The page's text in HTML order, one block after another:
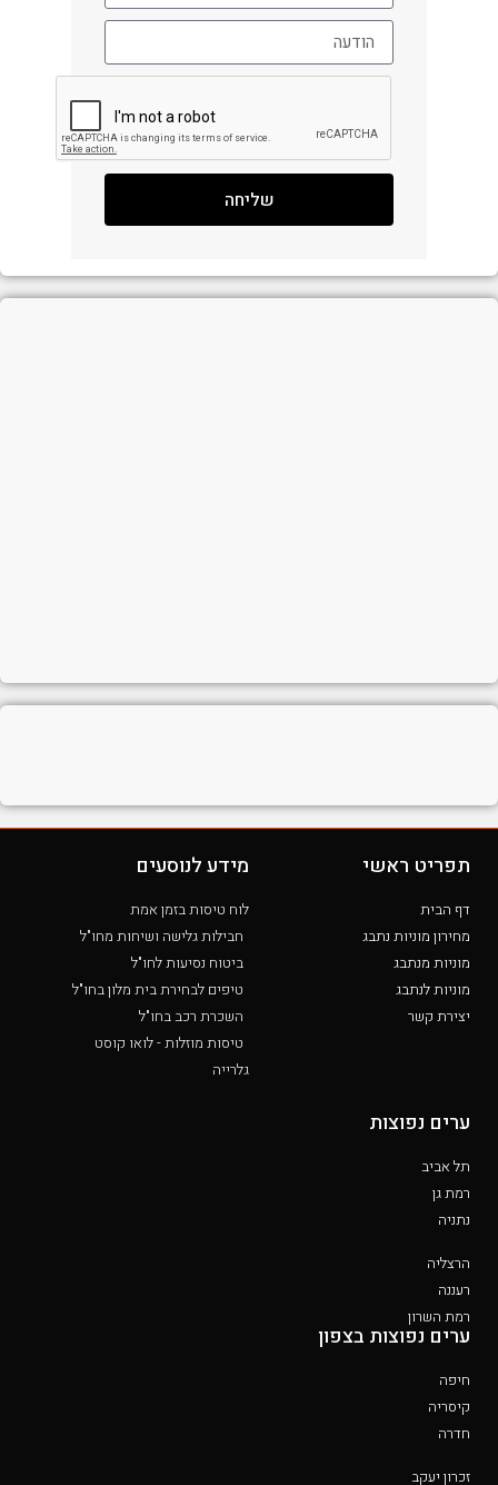
שליחה
תפריט ראשי
דף הבית
מחירון מוניות נתבג
מוניות מנתבג
מוניות לנתבג
יצירת קשר
מידע לנוסעים
לוח טיסות בזמן אמת
חבילות גלישה ושיחות מחו"ל
ביטוח נסיעות לחו"ל
טיפים לבחירת בית מלון בחו"ל
השכרת רכב בחו"ל
טיסות מוזלות - לואו קוסט
גלרייה
ערים נפוצות
תל אביב
רמת גן
נתניה
הרצליה
רעננה
רמת השרון
ערים נפוצות בצפון
חיפה
קיסריה
חדרה
זכרון יעקב